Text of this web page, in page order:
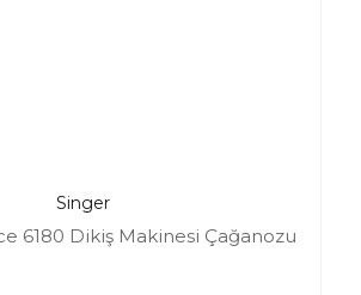
Singer
6180 Dikiş Makinesi Çağanozu